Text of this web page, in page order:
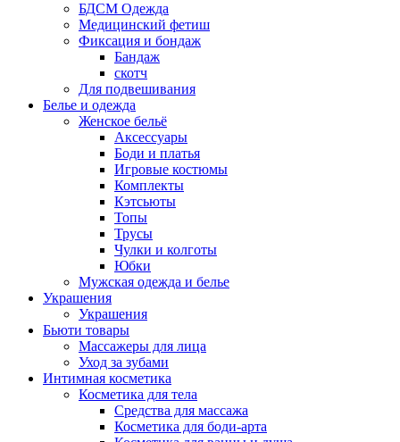
БДСМ Одежда
Медицинский фетиш
Фиксация и бондаж
Бандаж
скотч
Для подвешивания
Белье и одежда
Женское бельё
Аксессуары
Боди и платья
Игровые костюмы
Комплекты
Кэтсьюты
Топы
Трусы
Чулки и колготы
Юбки
Мужская одежда и белье
Украшения
Украшения
Бьюти товары
Массажеры для лица
Уход за зубами
Интимная косметика
Косметика для тела
Средства для массажа
Косметика для боди-арта